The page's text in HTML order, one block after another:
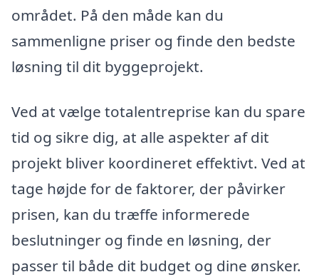
området. På den måde kan du
sammenligne priser og finde den bedste
løsning til dit byggeprojekt.
Ved at vælge totalentreprise kan du spare
tid og sikre dig, at alle aspekter af dit
projekt bliver koordineret effektivt. Ved at
tage højde for de faktorer, der påvirker
prisen, kan du træffe informerede
beslutninger og finde en løsning, der
passer til både dit budget og dine ønsker.